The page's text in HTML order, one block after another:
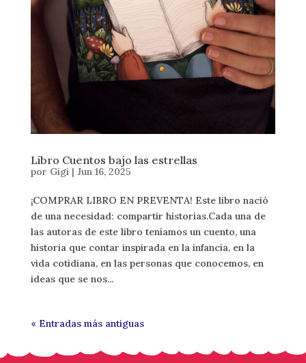
Libro Cuentos bajo las estrellas
por Gigi| Jun 16, 2025
¡COMPRAR LIBRO EN PREVENTA! Este libro nació
de una necesidad: compartir historias.Cada una de
las autoras de este libro teníamos un cuento, una
historia que contar inspirada en la infancia, en la
vida cotidiana, en las personas que conocemos, en
ideas que se nos...
« Entradas más antiguas